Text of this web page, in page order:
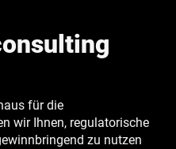
für die
wir Ihnen, regulatorische
zu nutzen